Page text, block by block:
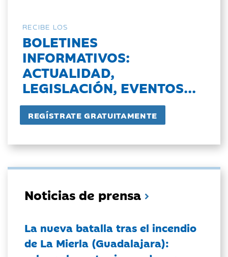
RECIBE LOS
BOLETINES
INFORMATIVOS:
ACTUALIDAD,
LEGISLACIÓN, EVENTOS...
Noticias de prensa
La nueva batalla tras el incendio
de La Mierla (Guadalajara):